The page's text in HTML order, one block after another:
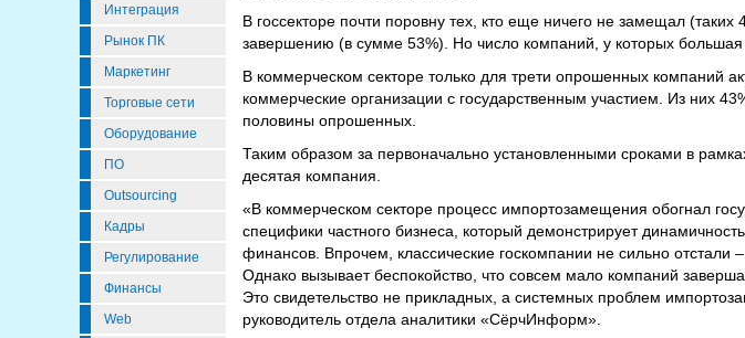
Интеграция
Рынок ПК
Маркетинг
Торговые сети
Оборудование
ПО
Outsourcing
Кадры
Регулирование
Финансы
Web
В госсекторе почти поровну тех, кто еще ничего не замещал
завершению (в сумме 53%). Но число компаний, у которых большая
В коммерческом секторе только для трети опрошенных компаний
коммерческие организации с государственным участием. Из них
половины опрошенных.
Таким образом за первоначально установленными сроками в
десятая компания.
«В коммерческом секторе процесс импортозамещения обогнал
специфики частного бизнеса, который демонстрирует
финансов. Впрочем, классические госкомпании не сильно отстали
Однако вызывает беспокойство, что совсем мало компаний
Это свидетельство не прикладных, а системных проблем
руководитель отдела аналитики «СёрчИнформ».